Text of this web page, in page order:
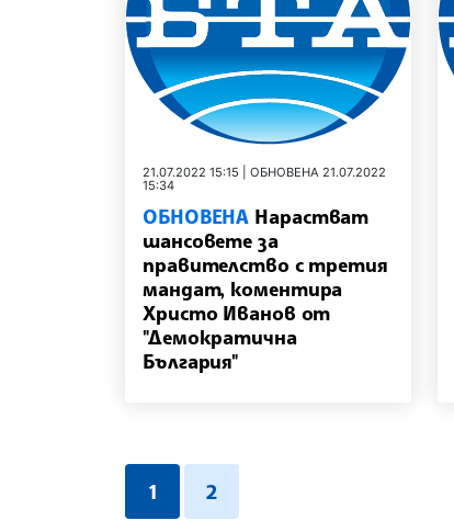
21.07.2022 15:15 | ОБНОВЕНА 21.07.2022
15:34
ОБНОВЕНА Нарастват
шансовете за
правителство с третия
мандат, коментира
Христо Иванов от
"Демократична
България"
1 2